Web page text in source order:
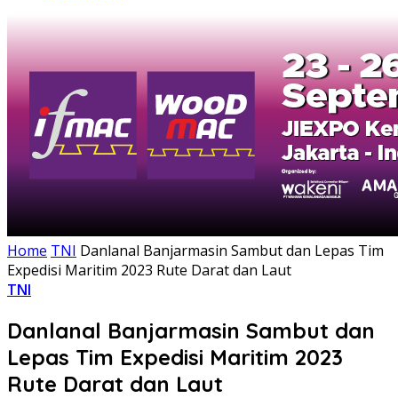
Home TNI Danlanal Banjarmasin Sambut dan Lepas Tim
Expedisi Maritim 2023 Rute Darat dan Laut
TNI
Danlanal Banjarmasin Sambut dan
Lepas Tim Expedisi Maritim 2023
Rute Darat dan Laut